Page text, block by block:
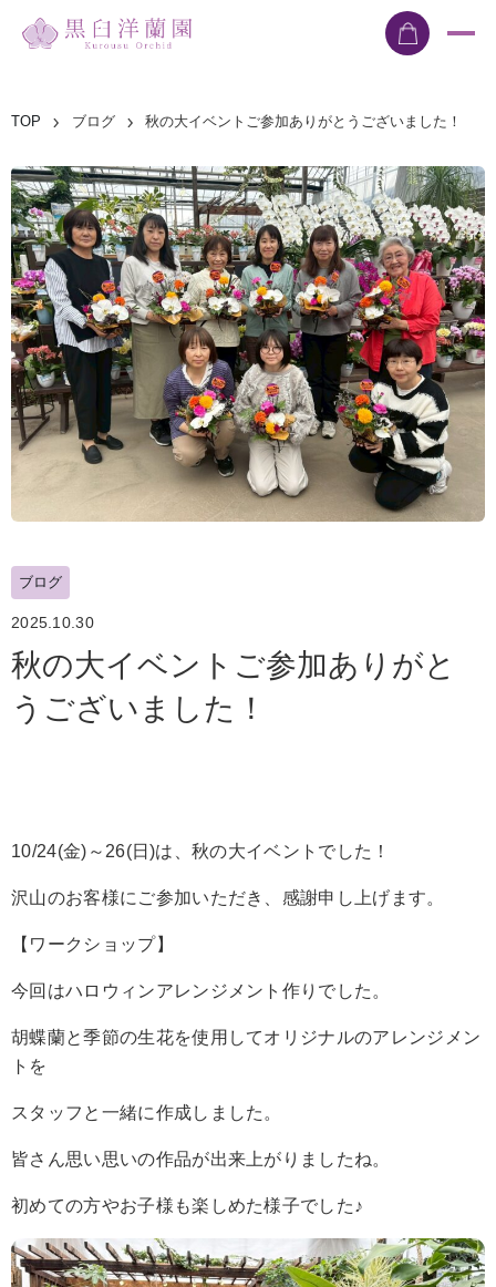
TOP ブログ 秋の大イベントご参加ありがとうございました！
ブログ
2025.10.30
秋の大イベントご参加ありがと
うございました！
10/24(金)～26(日)は、秋の大イベントでした！
沢山のお客様にご参加いただき、感謝申し上げます。
【ワークショップ】
今回はハロウィンアレンジメント作りでした。
胡蝶蘭と季節の生花を使用してオリジナルのアレンジメン
トを
スタッフと一緒に作成しました。
皆さん思い思いの作品が出来上がりましたね。
初めての方やお子様も楽しめた様子でした♪